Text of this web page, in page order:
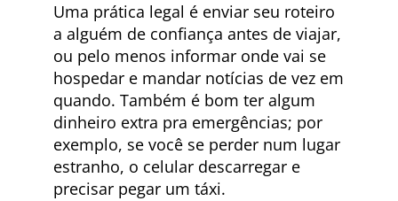
Uma prática legal é enviar seu roteiro
a alguém de confiança antes de viajar,
ou pelo menos informar onde vai se
hospedar e mandar notícias de vez em
quando. Também é bom ter algum
dinheiro extra pra emergências; por
exemplo, se você se perder num lugar
estranho, o celular descarregar e
precisar pegar um táxi.